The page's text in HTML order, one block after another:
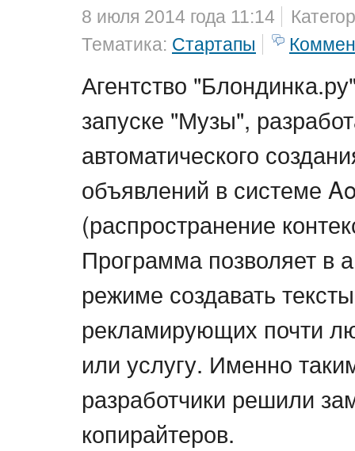
8 июля 2014 года 11:14
Тематика: Стартапы
Агентство
запуске "Музы",
автоматического
объявлений в системе
(распространение
Программа позволяет в
режиме создавать
рекламирующих почти
или услугу. Именно
разработчики решили
копирайтеров.